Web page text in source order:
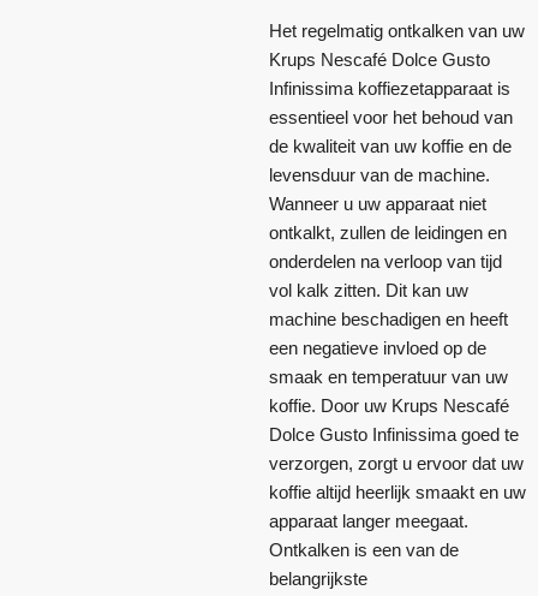
Het regelmatig ontkalken van uw
Krups Nescafé Dolce Gusto
Infinissima koffiezetapparaat is
essentieel voor het behoud van
de kwaliteit van uw koffie en de
levensduur van de machine.
Wanneer u uw apparaat niet
ontkalkt, zullen de leidingen en
onderdelen na verloop van tijd
vol kalk zitten. Dit kan uw
machine beschadigen en heeft
een negatieve invloed op de
smaak en temperatuur van uw
koffie. Door uw Krups Nescafé
Dolce Gusto Infinissima goed te
verzorgen, zorgt u ervoor dat uw
koffie altijd heerlijk smaakt en uw
apparaat langer meegaat.
Ontkalken is een van de
belangrijkste